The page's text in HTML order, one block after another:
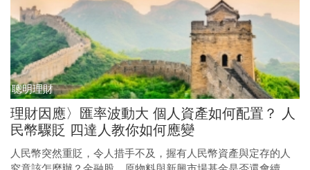
聰明理財
理財因應〉匯率波動大 個人資產如何配置？ 人
民幣驟貶 四達人教你如何應變
人民幣突然重貶，令人措手不及，握有人民幣資產與定存的人